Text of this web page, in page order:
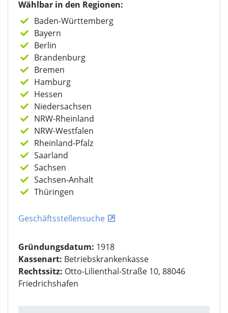
Wählbar in den Regionen:
Baden-Württemberg
Bayern
Berlin
Brandenburg
Bremen
Hamburg
Hessen
Niedersachsen
NRW-Rheinland
NRW-Westfalen
Rheinland-Pfalz
Saarland
Sachsen
Sachsen-Anhalt
Thüringen
Geschäftsstellensuche
Gründungsdatum: 1918
Kassenart: Betriebskrankenkasse
Rechtssitz: Otto-Lilienthal-Straße 10, 88046
Friedrichshafen